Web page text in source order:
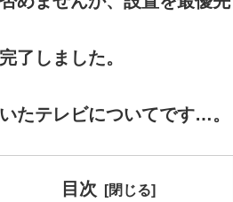
了しました。
たテレビについてです…。
目次